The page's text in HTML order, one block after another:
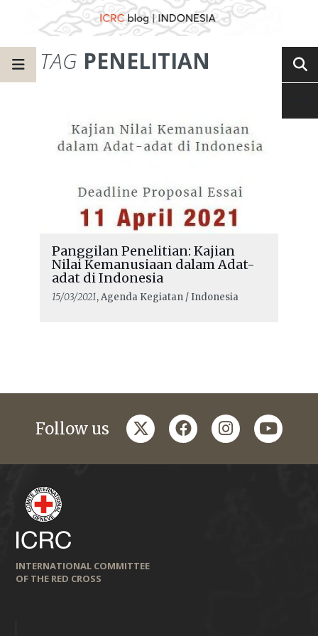
TAG PENELITIAN
Panggilan Penelitian: Kajian
Nilai Kemanusiaan dalam Adat-
adat di Indonesia
15/03/2021, Agenda Kegiatan / Indonesia
Follow us twitterfacebookinstagramyoutube
INTERNATIONAL COMMITTEE
OF THE RED CROSS